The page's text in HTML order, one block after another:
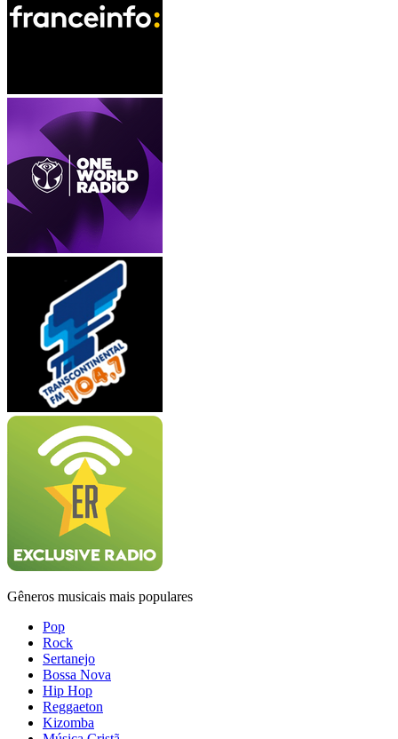
Gêneros musicais mais populares
Pop
Rock
Sertanejo
Bossa Nova
Hip Hop
Reggaeton
Kizomba